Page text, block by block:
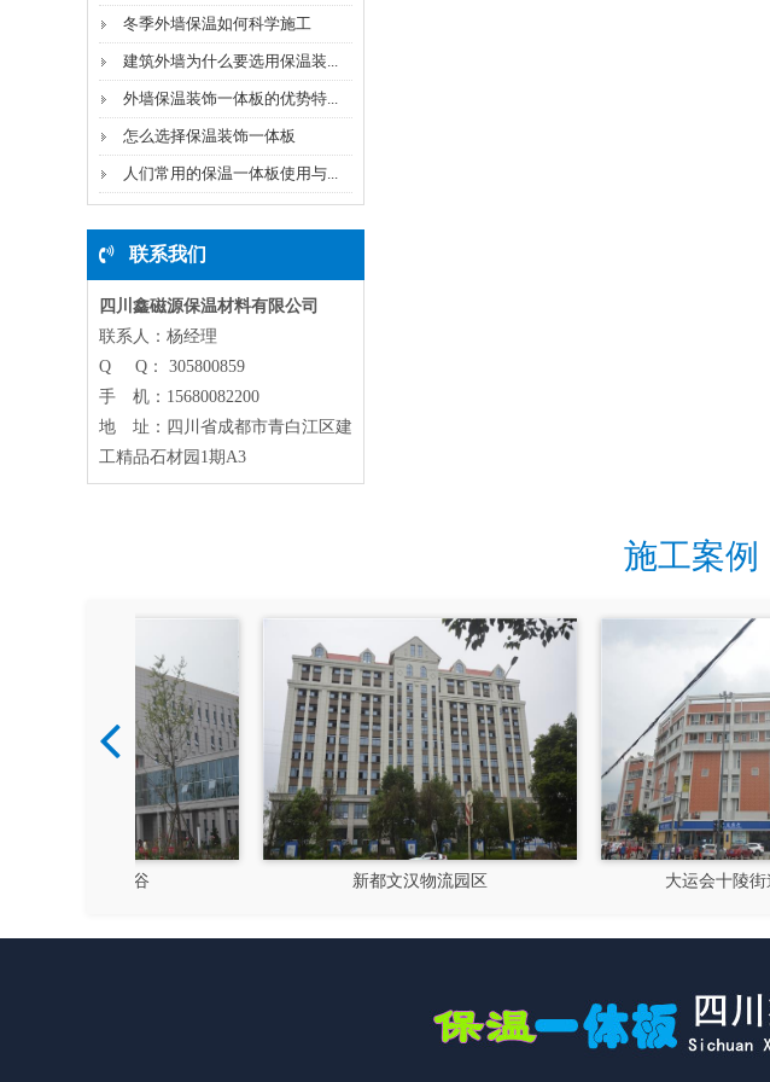
冬季外墙保温如何科学施工
建筑外墙为什么要选用保温装...
外墙保温装饰一体板的优势特...
怎么选择保温装饰一体板
人们常用的保温一体板使用与...
联系我们
四川鑫磁源保温材料有限公司
联系人：杨经理
Q Q： 305800859
手 机：15680082200
地 址：四川省成都市青白江区建
工精品石材园1期A3
施工案例
新都文汉物流园区 大运会十陵街道风貌改造